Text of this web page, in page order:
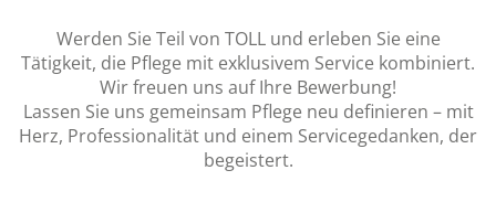
Werden Sie Teil von TOLL und erleben Sie eine
Tätigkeit, die Pflege mit exklusivem Service kombiniert.
Wir freuen uns auf Ihre Bewerbung!
Lassen Sie uns gemeinsam Pflege neu definieren – mit
Herz, Professionalität und einem Servicegedanken, der
begeistert.